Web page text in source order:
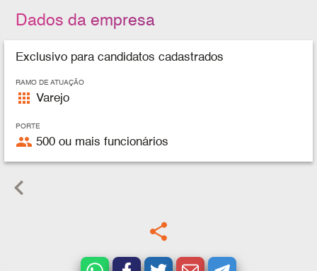
Dados da empresa
Exclusivo para candidatos cadastrados
RAMO DE ATUAÇÃO
apps Varejo
PORTE
people 500 ou mais funcionários
keyboard_arrow_left
share